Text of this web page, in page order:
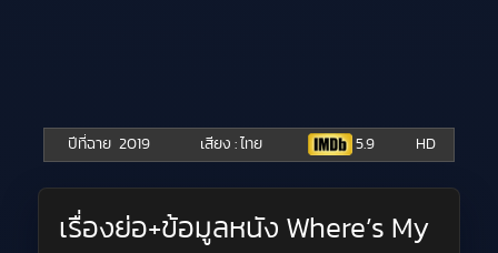
ปีที่ฉาย 2019 เสียง : ไทย 5.9 HD
เรื่องย่อ+ข้อมูลหนัง Where’s My